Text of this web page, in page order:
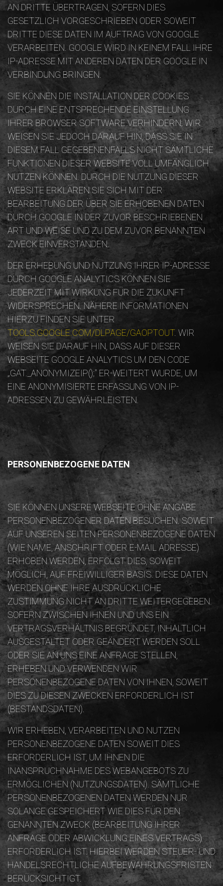
N DRITTE ÜBERTRAGEN, SOFERN DIES G
ESETZLICH VORGESCHRIEBEN ODER SOWEIT D
RITTE DIESE DATEN IM AUFTRAG VON GOOGLE V
ERARBEITEN. GOOGLE WIRD IN KEINEM FALL IHRE I
P-ADRESSE MIT ANDEREN DATEN DER GOOGLE IN V
ERBINDUNG BRINGEN.
SIE KÖNNEN DIE INSTALLATION DER COOKIES
DURCH EINE ENTSPRECHENDE EINSTELLUNG
IHRER BROWSER SOFTWARE VERHINDERN; WIR
WEISEN SIE JEDOCH DARAUF HIN, DASS SIE IN
DIESEM FALL GEGEBENENFALLS NICHT SÄMTLICHE
FUNKTIONEN DIESER WEBSITE VOLL UMFÄNGLICH
NUTZEN KÖNNEN. DURCH DIE NUTZUNG DIESER
WEBSITE ERKLÄREN SIE SICH MIT DER
BEARBEITUNG DER ÜBER SIE ERHOBENEN DATEN
DURCH GOOGLE IN DER ZUVOR BESCHRIEBENEN
ART UND WEISE UND ZU DEM ZUVOR BENANNTEN
ZWECK EINVERSTANDEN.
DER ERHEBUNG UND NUTZUNG IHRER IP-ADRESSE
DURCH GOOGLE ANALYTICS KÖNNEN SIE
JEDERZEIT MIT WIRKUNG FÜR DIE ZUKUNFT
WIDERSPRECHEN. NÄHERE INFORMATIONEN
HIERZU FINDEN SIE UNTER
TOOLS.GOOGLE.COM/DLPAGE/GAOPTOUT. WIR
WEISEN SIE DARAUF HIN, DASS AUF DIESER
WEBSEITE GOOGLE ANALYTICS UM DEN CODE
„GAT._ANONYMIZEIP();" ER-WEITERT WURDE, UM
EINE ANONYMISIERTE ERFASSUNG VON IP-
ADRESSEN ZU GEWÄHRLEISTEN.
PERSONENBEZOGENE DATEN
SIE KÖNNEN UNSERE WEBSEITE OHNE ANGABE
PERSONENBEZOGENER DATEN BESUCHEN. SOWEIT
AUF UNSEREN SEITEN PERSONENBEZOGENE DATEN
(WIE NAME, ANSCHRIFT ODER E-MAIL ADRESSE)
ERHOBEN WERDEN, ERFOLGT DIES, SOWEIT
MÖGLICH, AUF FREIWILLIGER BASIS. DIESE DATEN
WERDEN OHNE IHRE AUSDRÜCKLICHE
ZUSTIMMUNG NICHT AN DRITTE WEITERGEGEBEN.
SOFERN ZWISCHEN IHNEN UND UNS EIN
VERTRAGSVERHÄLTNIS BEGRÜNDET, INHALTLICH
AUSGESTALTET ODER GEÄNDERT WERDEN SOLL
ODER SIE AN UNS EINE ANFRAGE STELLEN,
ERHEBEN UND VERWENDEN WIR
PERSONENBEZOGENE DATEN VON IHNEN, SOWEIT
DIES ZU DIESEN ZWECKEN ERFORDERLICH IST
(BESTANDSDATEN).
WIR ERHEBEN, VERARBEITEN UND NUTZEN
PERSONENBEZOGENE DATEN SOWEIT DIES
ERFORDERLICH IST, UM IHNEN DIE
INANSPRUCHNAHME DES WEBANGEBOTS ZU
ERMÖGLICHEN (NUTZUNGSDATEN). SÄMTLICHE
PERSONENBEZOGENEN DATEN WERDEN NUR
SOLANGE GESPEICHERT WIE DIES FÜR DEN
GENANNTEN ZWECK (BEARBEITUNG IHRER
ANFRAGE ODER ABWICKLUNG EINES VERTRAGS)
ERFORDERLICH IST. HIERBEI WERDEN STEUER- UND
HANDELSRECHTLICHE AUFBEWAHRUNGSFRISTEN
BERÜCKSICHTIGT.